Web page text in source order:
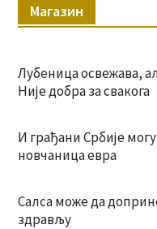
Магазин
Лубеница освежава,
Није добра за свакога
И грађани Србије могу
новчаница евра
Салса може да
здрављу